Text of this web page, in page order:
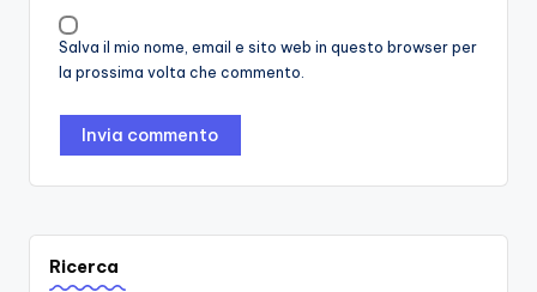
Salva il mio nome, email e sito web in questo browser per
la prossima volta che commento.
Ricerca